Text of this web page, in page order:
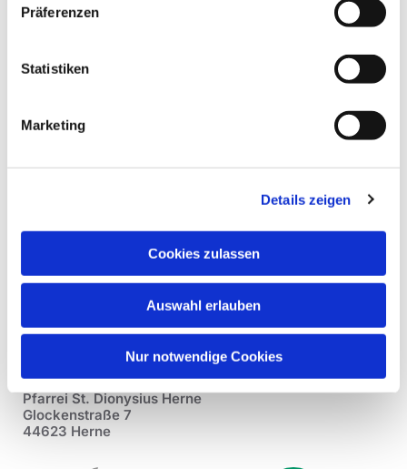
Präferenzen
Statistiken
Marketing
Details zeigen
Cookies zulassen
Auswahl erlauben
Nur notwendige Cookies
Pfarrei St. Dionysius Herne
Glockenstraße 7
44623 Herne